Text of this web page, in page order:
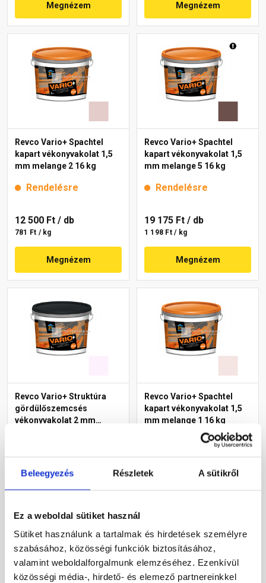
Beleegyezés Részletek A sütikről
Ez a weboldal sütiket használ
Sütiket használunk a tartalmak és hirdetések személyre
szabásához, közösségi funkciók biztosításához,
valamint weboldalforgalmunk elemzéséhez. Ezenkívül
közösségi média-, hirdető- és elemező partnereinkkel
Megnézem Megnézem
Revco Vario+ Spachtel
kapart vékonyvakolat 1,5
mm melange 2 16 kg
Rendelésre
12 500 Ft / db
781 Ft / kg
Megnézem
Revco Vario+ Spachtel
kapart vékonyvakolat 1,5
mm melange 5 16 kg
Rendelésre
19 175 Ft / db
1 198 Ft / kg
Megnézem
Revco Vario+ Struktúra
gördülőszemcsés
vékonyvakolat 2 mm
12 835 Ft/ db
Megnézem
Revco Vario+ Spachtel
kapart vékonyvakolat 1,5
mm melange 1 16 kg
Rendelésre
12 500 Ft / db